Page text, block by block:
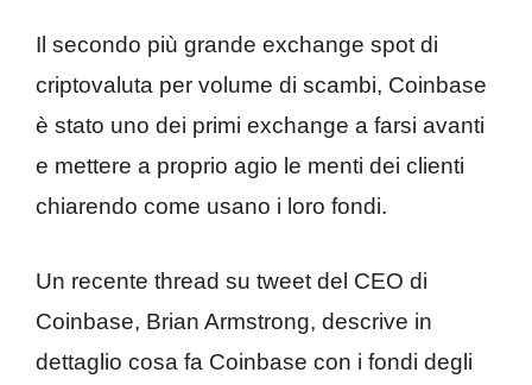
Il secondo più grande exchange spot di
criptovaluta per volume di scambi, Coinbase
è stato uno dei primi exchange a farsi avanti
e mettere a proprio agio le menti dei clienti
chiarendo come usano i loro fondi.
Un recente thread su tweet del CEO di
Coinbase, Brian Armstrong, descrive in
dettaglio cosa fa Coinbase con i fondi degli